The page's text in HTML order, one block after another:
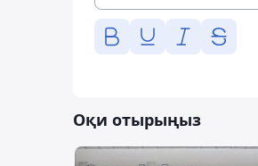
Оқи отырыңыз